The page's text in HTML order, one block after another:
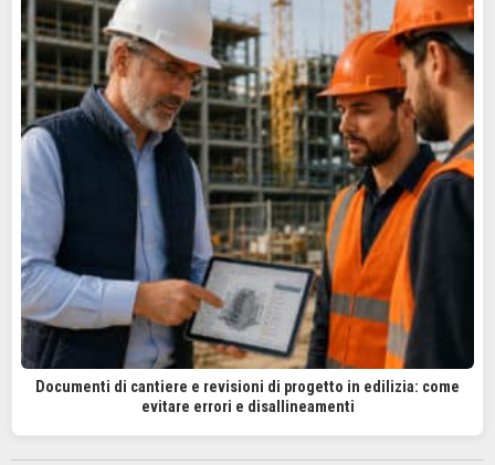
Documenti di cantiere e revisioni di progetto in edilizia: come
evitare errori e disallineamenti